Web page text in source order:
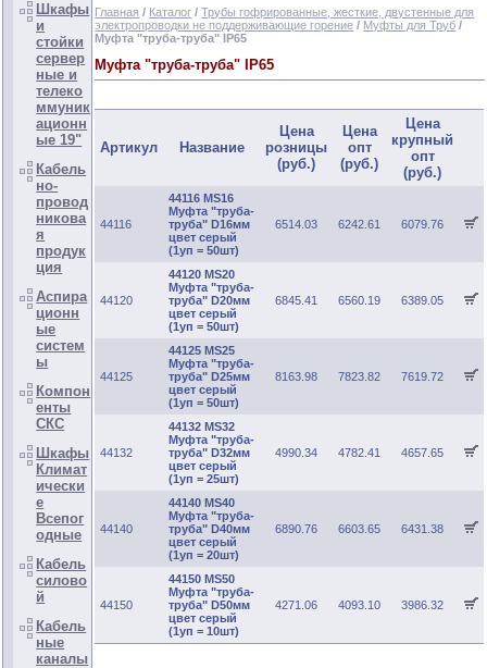
Шкафы
и
стойки
сервер
ные и
телеко
ммуник
ационн
ые 19"
Кабель
но-
провод
никова
я
продук
ция
Аспира
ционн
ые
систем
ы
Компон
енты
СКС
Шкафы
Климат
ически
е
Всепог
одные
Кабель
силово
й
Кабель
ные
каналы
Главная / Каталог /Трубы гофрированные, жесткие, двустенные для
электропроводки не поддерживающие горение / Муфты для Труб /
Муфта "труба-труба" IP65
Муфта "труба-труба" IP65
Артикул Название
Цена
розницы
(руб.)
Цена
опт
(руб.)
Цена
крупный
опт
(руб.)
44116
44116 MS16
Муфта "труба-
труба" D16мм
цвет серый
(1уп = 50шт)
6514.03 6242.61 6079.76
44120
44120 MS20
Муфта "труба-
труба" D20мм
цвет серый
(1уп = 50шт)
6845.41 6560.19 6389.05
44125
44125 MS25
Муфта "труба-
труба" D25мм
цвет серый
(1уп = 50шт)
8163.98 7823.82 7619.72
44132
44132 MS32
Муфта "труба-
труба" D32мм
цвет серый
(1уп = 25шт)
4990.34 4782.41 4657.65
44140
44140 MS40
Муфта "труба-
труба" D40мм
цвет серый
(1уп = 20шт)
6890.76 6603.65 6431.38
44150
44150 MS50
Муфта "труба-
труба" D50мм
цвет серый
(1уп = 10шт)
4271.06 4093.10 3986.32